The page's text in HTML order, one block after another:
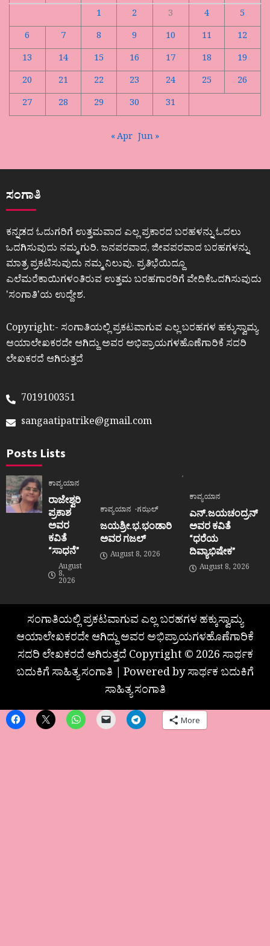
1
2 3 4
5
6
7 8 9 10 11
12
13
14 15 16 17 18
19
20
21 22 23 24 25
26
27
28 29 30 31
« Apr Jun »
ಸಂಗಾತಿ
ಕನ್ನಡದ ಓದುಗರಿಗೆ ಉತ್ತಮವಾದ ಎಲ್ಲ ಪ್ರಕಾರದ ಬರಹಳನ್ನು ಓದಲು
ಒದಗಿಸುವುದು ನಮ್ಮ ಗುರಿ. ಜನಪರವಾದ, ಜೀವಪರವಾದ ಬರಹಗಳನ್ನು
ಮಾತ್ರ ಪ್ರಕಟಿಸುವುದು ನಮ್ಮ ನಿಲುವು. ಪ್ರತಿಭೆಯಿದ್ದೂ
ಎಲೆಮರೆಕಾಯಿಗಳಂತಿರುವ ಉತ್ತಮ ಬರಹಗಾರರಿಗೆ ವೇದಿಕೆಒದಗಿಸುವುದು
ʼಸಂಗಾತಿʼಯ ಉದ್ದೇಶ.
Copyright:- ಸಂಗಾತಿಯಲ್ಲಿ ಪ್ರಕಟವಾಗುವ ಎಲ್ಲ ಬರಹಗಳ ಹಕ್ಕುಸ್ವಾಮ್ಯ
ಆಯಾಲೇಖಕರದೇ ಆಗಿದ್ದು ಅವರ ಅಭಿಪ್ರಾಯಗಳಹೊಣೆಗಾರಿಕೆ ಸದರಿ
ಲೇಖಕರದೆ ಆಗಿರುತ್ತದೆ
7019100351
sangaatipatrike@gmail.com
Posts Lists
ಕಾವ್ಯಯಾನ
ರಾಜೇಶ್ವರಿ
ಪ್ರಕಾಶ
ಅವರ
ಕವಿತೆ
“ಸಾಧನೆ”
August
8,
2026
ಕಾವ್ಯಯಾನ ಗಝಲ್
ಜಯಶ್ರೀ.ಭ.ಭಂಡಾರಿ
ಅವರ ಗಜಲ್
August 8, 2026
ಕಾವ್ಯಯಾನ
ಎನ್.ಜಯಚಂದ್ರನ್
ಅವರ ಕವಿತೆ
“ಧರೆಯ
ದಿವ್ಯಾಭಿಷೇಕ”
August 8, 2026
ಸಂಗಾತಿಯಲ್ಲಿ ಪ್ರಕಟವಾಗುವ ಎಲ್ಲ ಬರಹಗಳ ಹಕ್ಕುಸ್ವಾಮ್ಯ
ಆಯಾಲೇಖಕರದೇ ಆಗಿದ್ದು ಅವರ ಅಭಿಪ್ರಾಯಗಳಹೊಣೆಗಾರಿಕೆ
ಸದರಿ ಲೇಖಕರದೆ ಆಗಿರುತ್ತದೆ Copyright © 2026 ಸಾರ್ಥಕ
ಬದುಕಿಗೆ ಸಾಹಿತ್ಯ ಸಂಗಾತಿ | Powered by ಸಾರ್ಥಕ ಬದುಕಿಗೆ
ಸಾಹಿತ್ಯ ಸಂಗಾತಿ
More